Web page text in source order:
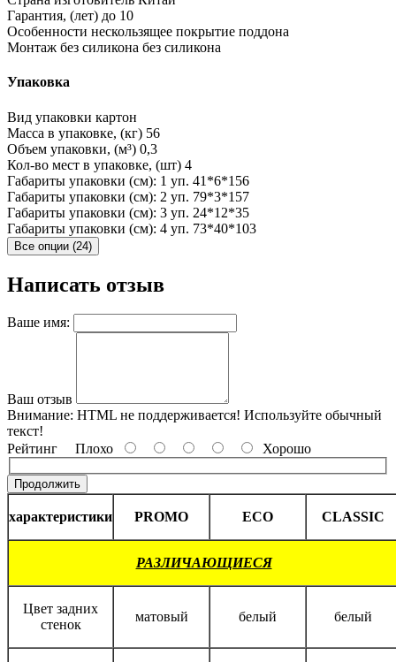
Гарантия, (лет) до 10
Особенности нескользящее покрытие поддона
Монтаж без силикона без силикона
Упаковка
Вид упаковки картон
Масса в упаковке, (кг) 56
Объем упаковки, (м³) 0,3
Кол-во мест в упаковке, (шт) 4
Габариты упаковки (см): 1 уп. 41*6*156
Габариты упаковки (см): 2 уп. 79*3*157
Габариты упаковки (см): 3 уп. 24*12*35
Габариты упаковки (см): 4 уп. 73*40*103
Все опции (24)
Написать отзыв
Ваше имя:
Ваш отзыв
Внимание: HTML не поддерживается! Используйте обычный
текст!
Рейтинг Плохо Хорошо
Продолжить
характеристики PROMO ECO CLASSIC
РАЗЛИЧАЮЩИЕСЯ
Цвет задних
стенок
матовый белый белый